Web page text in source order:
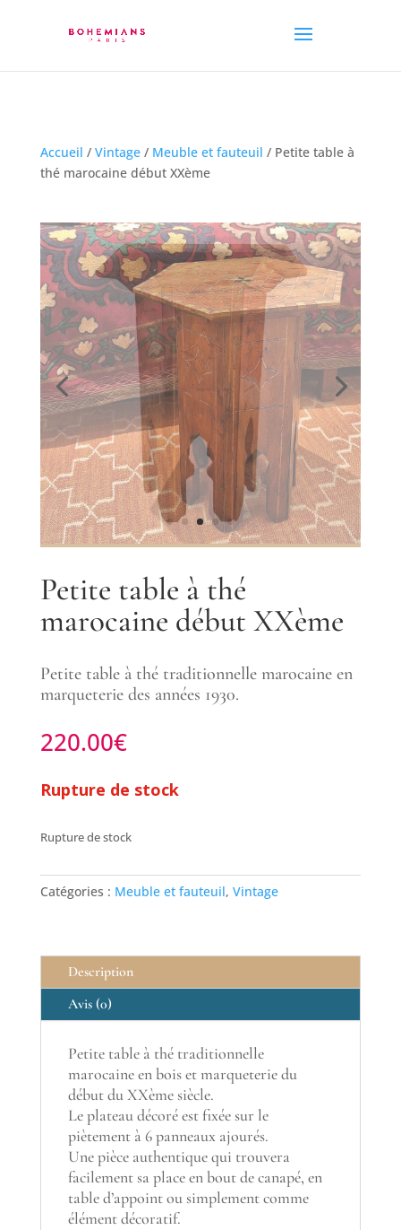
Accueil / Vintage/ Meuble et fauteuil / Petite table à
thé marocaine début XXème
Petite table à thé
marocaine début XXème
Petite table à thé traditionnelle marocaine en
marqueterie des années 1930.
220.00€
Rupture de stock
Rupture de stock
Catégories : Meuble et fauteuil, Vintage
Description
Avis (0)
Petite table à thé traditionnelle
marocaine en bois et marqueterie du
début du XXème siècle.
Le plateau décoré est fixée sur le
piètement à 6 panneaux ajourés.
Une pièce authentique qui trouvera
facilement sa place en bout de canapé, en
table d’appoint ou simplement comme
élément décoratif.